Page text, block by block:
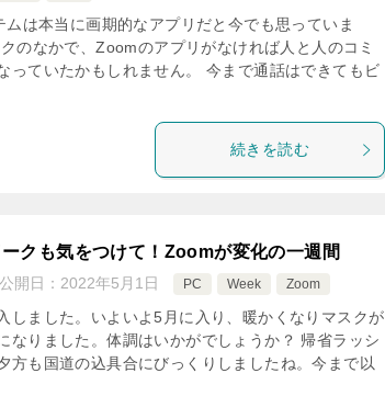
は本当に画期的なアプリだと今でも思っていま
のなかで、Zoomのアプリがなければ人と人のコミ
っていたかもしれません。 今まで通話はできてもビ
続きを読む
クも気をつけて！Zoomが変化の一週間
公開日： 2022年5月1日 PC Week Zoom
しました。いよいよ5月に入り、暖かくなりマスクが
なりました。体調はいかがでしょうか？ 帰省ラッシ
方も国道の込具合にびっくりしましたね。今まで以